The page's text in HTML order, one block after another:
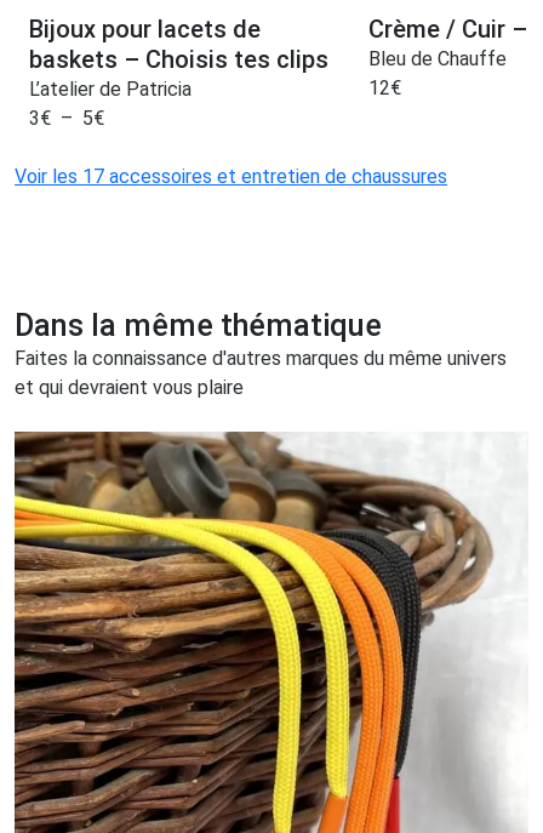
Bijoux pour lacets de
baskets – Choisis tes clips
L’atelier de Patricia
3€ – 5€
Crème / Cuir –
Bleu de Chauffe
12€
Voir les 17 accessoires et entretien de chaussures
Dans la même thématique
Faites la connaissance d'autres marques du même univers
et qui devraient vous plaire